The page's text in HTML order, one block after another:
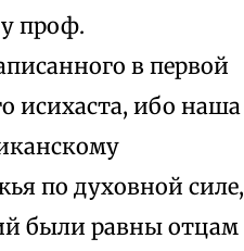
проф.
в первой
исихаста, ибо наша
по духовной силе,
были равны отцам